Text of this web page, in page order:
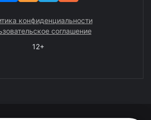
конфиденциальности
соглашение
12+